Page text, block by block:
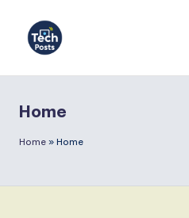
Home
Home » Home